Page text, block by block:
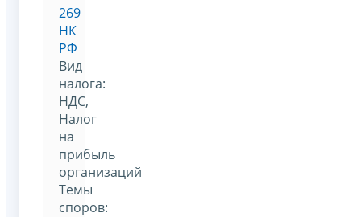
269
НК
РФ
Вид
налога:
НДС,
Налог
на
прибыль
организаций
Темы
споров: